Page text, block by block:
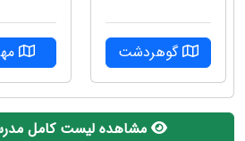
گوهردشت
مشاهده لیست کامل